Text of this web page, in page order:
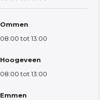
Ommen
08:00 tot 13:00
Hoogeveen
08:00 tot 13:00
Emmen